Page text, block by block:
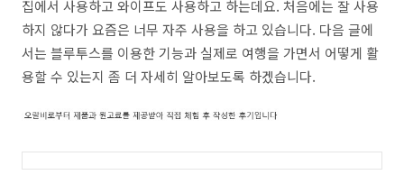
집에서 사용하고 와이프도 사용하고 하는데요. 처음에는 잘 사용
하지 않다가 요즘은 너무 자주 사용을 하고 있습니다. 다음 글에
서는 블루투스를 이용한 기능과 실제로 여행을 가면서 어떻게 활
용할 수 있는지 좀 더 자세히 알아보도록 하겠습니다.